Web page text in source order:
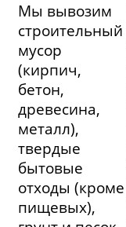
Мы вывозим
строительный
мусор
(кирпич,
бетон,
древесина,
металл),
твердые
бытовые
отходы (кроме
пищевых),